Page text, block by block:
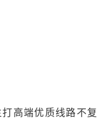
高端优质线路不复